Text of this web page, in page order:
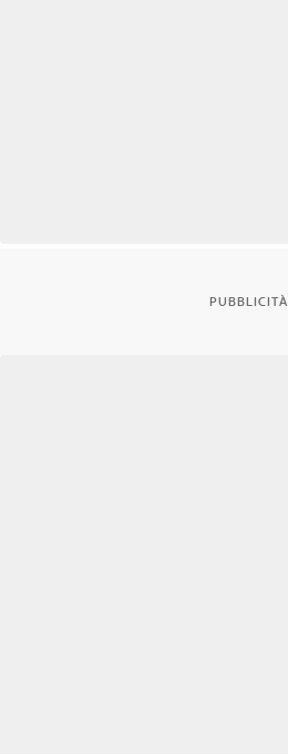
PUBBLICITÀ